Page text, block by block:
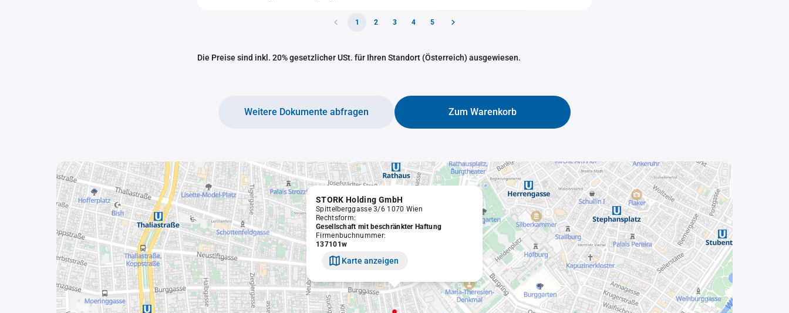
1 2 3 4 5
Die Preise sind inkl. 20% gesetzlicher USt. für Ihren Standort (Österreich) ausgewiesen.
Zum Warenkorb
Weitere Dokumente abfragen
STORK Holding GmbH
Spittelberggasse 3/6 1070 Wien
Rechtsform:
Gesellschaft mit beschränkter Haftung
Firmenbuchnummer:
137101w
Karte anzeigen